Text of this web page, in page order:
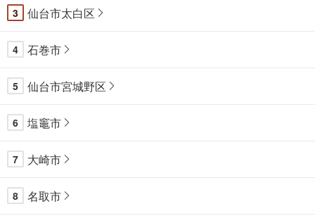
3 仙台市太白区
4 石巻市
5 仙台市宮城野区
6 塩竈市
7 大崎市
8 名取市